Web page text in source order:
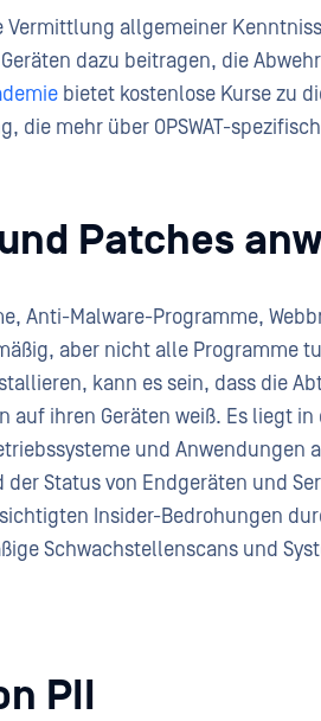
Vermittlung allgemeiner
dazu beitragen, die
bietet kostenlose Kurse zu
die mehr über OPSWAT-
Patches
Anti-Malware-Programme,
aber nicht alle Programme
kann es sein, dass die
auf ihren Geräten weiß. Es liegt
und Anwendungen
der Status von Endgeräten und
Insider-Bedrohungen
Schwachstellenscans und
PII